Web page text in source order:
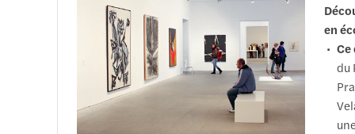
en
Ce
du